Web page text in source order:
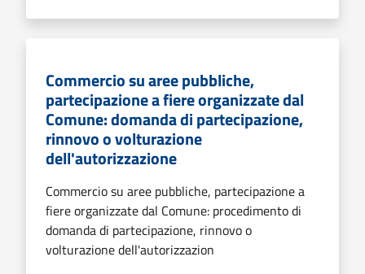
Commercio su aree pubbliche,
partecipazione a fiere organizzate dal
Comune: domanda di partecipazione,
rinnovo o volturazione
dell'autorizzazione
Commercio su aree pubbliche, partecipazione a
fiere organizzate dal Comune: procedimento di
domanda di partecipazione, rinnovo o
volturazione dell'autorizzazion